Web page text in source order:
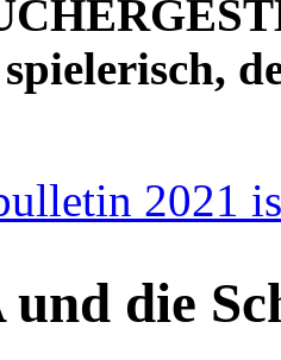
2021
die